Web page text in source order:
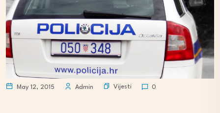
May 12, 2015 Admin Vijesti 0